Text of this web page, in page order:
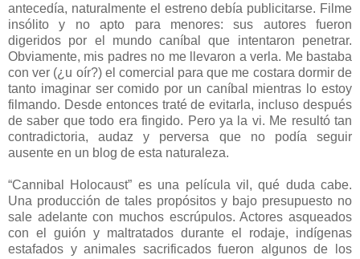
antecedía, naturalmente el estreno debía publicitarse. Filme
insólito y no apto para menores: sus autores fueron
digeridos por el mundo caníbal que intentaron penetrar.
Obviamente, mis padres no me llevaron a verla. Me bastaba
con ver (¿u oír?) el comercial para que me costara dormir de
tanto imaginar ser comido por un caníbal mientras lo estoy
filmando. Desde entonces traté de evitarla, incluso después
de saber que todo era fingido. Pero ya la vi. Me resultó tan
contradictoria, audaz y perversa que no podía seguir
ausente en un blog de esta naturaleza.
“Cannibal Holocaust” es una película vil, qué duda cabe.
Una producción de tales propósitos y bajo presupuesto no
sale adelante con muchos escrúpulos. Actores asqueados
con el guión y maltratados durante el rodaje, indígenas
estafados y animales sacrificados fueron algunos de los